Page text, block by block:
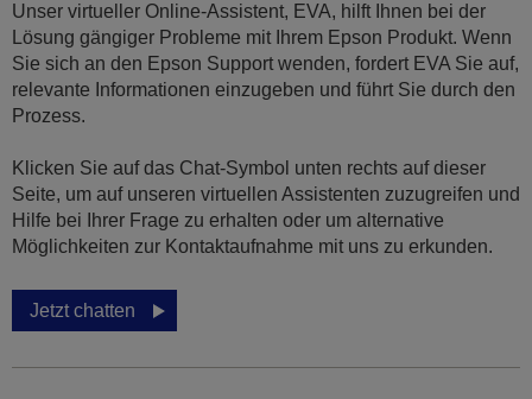
Unser virtueller Online-Assistent, EVA, hilft Ihnen bei der
Lösung gängiger Probleme mit Ihrem Epson Produkt. Wenn
Sie sich an den Epson Support wenden, fordert EVA Sie auf,
relevante Informationen einzugeben und führt Sie durch den
Prozess.
Klicken Sie auf das Chat-Symbol unten rechts auf dieser
Seite, um auf unseren virtuellen Assistenten zuzugreifen und
Hilfe bei Ihrer Frage zu erhalten oder um alternative
Möglichkeiten zur Kontaktaufnahme mit uns zu erkunden.
Jetzt chatten